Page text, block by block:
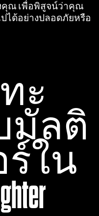
คุณ เพื่อพิสูจน์ว่าคุณ
ได้อย่างปลอดภัยหรือ
ะ
มัลติ
ร์ใน